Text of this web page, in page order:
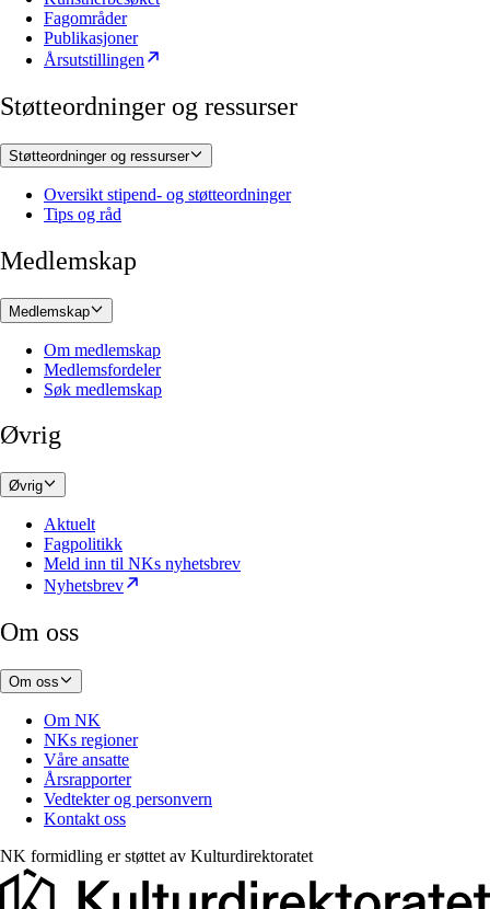
Fagområder
Publikasjoner
Årsutstillingen
Støtteordninger og ressurser
Støtteordninger og ressurser
Oversikt stipend- og støtteordninger
Tips og råd
Medlemskap
Medlemskap
Om medlemskap
Medlemsfordeler
Søk medlemskap
Øvrig
Øvrig
Aktuelt
Fagpolitikk
Meld inn til NKs nyhetsbrev
Nyhetsbrev
Om oss
Om oss
Om NK
NKs regioner
Våre ansatte
Årsrapporter
Vedtekter og personvern
Kontakt oss
NK formidling er støttet av Kulturdirektoratet